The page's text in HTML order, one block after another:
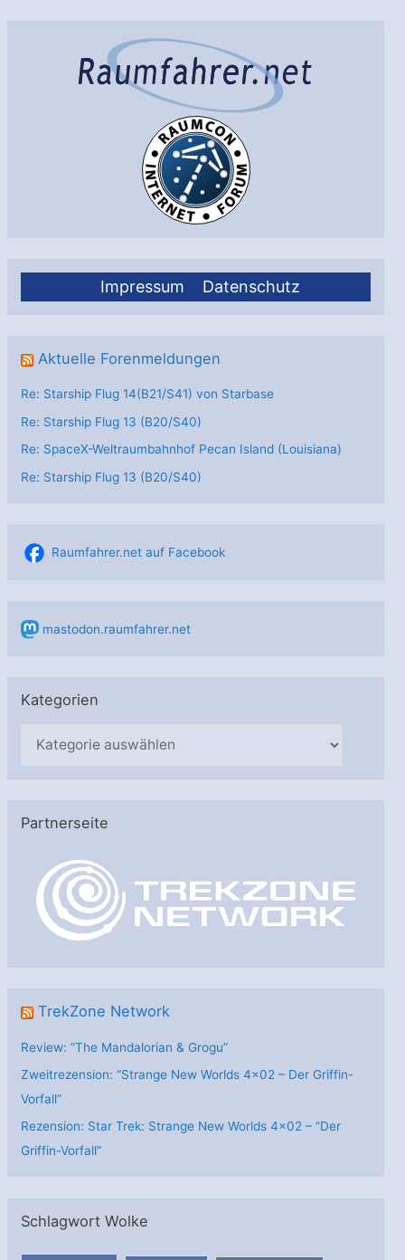
Impressum Datenschutz
Aktuelle Forenmeldungen
Re: Starship Flug 14(B21/S41) von Starbase
Re: Starship Flug 13 (B20/S40)
Re: SpaceX-Weltraumbahnhof Pecan Island (Louisiana)
Re: Starship Flug 13 (B20/S40)
Raumfahrer.net auf Facebook
mastodon.raumfahrer.net
Kategorien
g
Partnerseite
TrekZone Network
Review: “The Mandalorian & Grogu”
Zweitrezension: “Strange New Worlds 4×02 – Der Griffin-
Vorfall”
Rezension: Star Trek: Strange New Worlds 4×02 – “Der
Griffin-Vorfall”
Schlagwort Wolke